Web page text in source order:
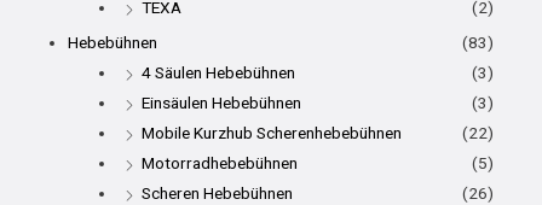
TEXA
(2)
Hebebühnen
(83)
4 Säulen Hebebühnen
(3)
Einsäulen Hebebühnen
(3)
Mobile Kurzhub Scherenhebebühnen
(22)
Motorradhebebühnen
(5)
Scheren Hebebühnen
(26)